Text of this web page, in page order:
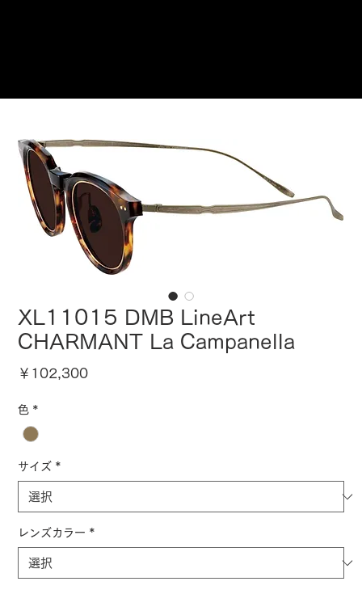
XL11015 DMB LineArt
CHARMANT La Campanella
￥102,300価
色 *
サイズ *
レンズカラー *